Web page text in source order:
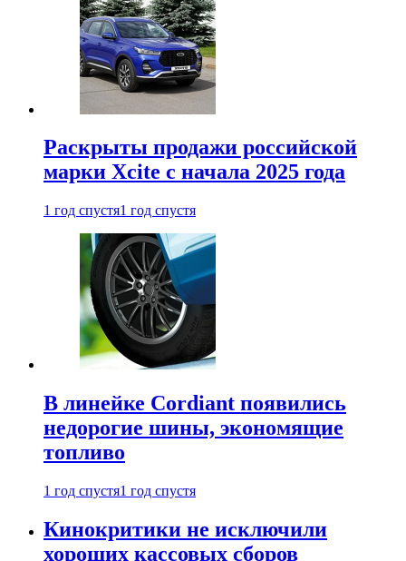
Раскрыты продажи российской
марки Xcite с начала 2025 года
1 год спустя1 год спустя
В линейке Cordiant появились
недорогие шины, экономящие
топливо
1 год спустя1 год спустя
Кинокритики не исключили
хороших кассовых сборов